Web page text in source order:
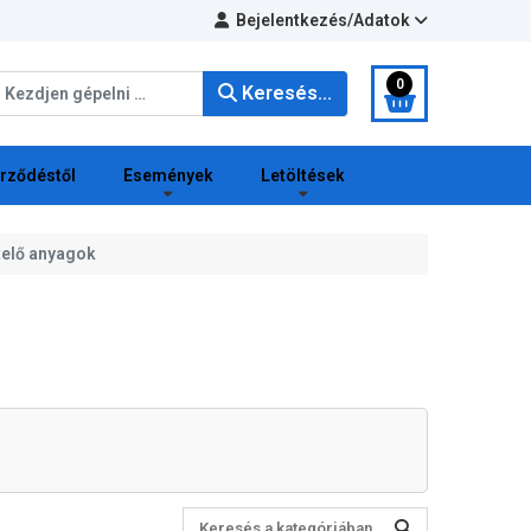
Bejelentkezés/Adatok
Keresés... 0
Események Letöltések
anyagok